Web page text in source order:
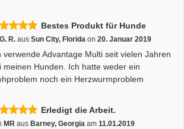
Bestes Produkt für Hunde
G. R. aus Sun City, Florida on 20. Januar 2019
verwende Advantage Multi seit vielen Jahren
meinen Hunden. Ich hatte weder ein
noch ein Herzwurmproblem
Erledigt die Arbeit.
MR aus Barney, Georgia am 11.01.2019